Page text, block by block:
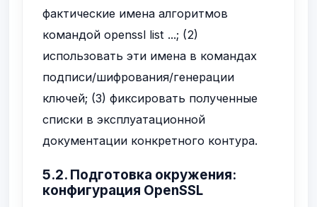
фактические имена алгоритмов
командойopenssl list ...; (2)
использовать эти имена в командах
подписи/шифрования/генерации
ключей; (3) фиксировать полученные
списки в эксплуатационной
документации конкретного контура.
5.2. Подготовка окружения:
конфигурация OpenSSL